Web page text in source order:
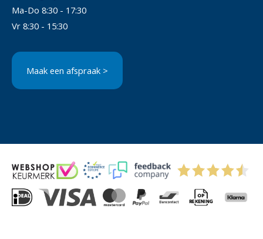
Ma-Do 8:30 - 17:30
Vr 8:30 - 15:30
Maak een afspraak >